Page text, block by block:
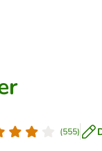
(555)